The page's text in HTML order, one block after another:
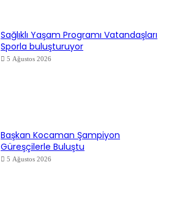
Sağlıklı Yaşam Programı Vatandaşları
Sporla buluşturuyor
5 Ağustos 2026
Başkan Kocaman Şampiyon
Güreşçilerle Buluştu
5 Ağustos 2026